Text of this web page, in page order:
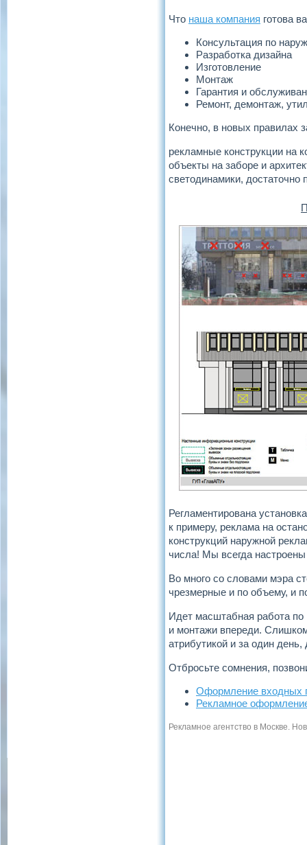
Что наша компания готова
Консультация по
Разработка дизайна
Изготовление
Монтаж
Гарантия и
Ремонт, демонтаж,
Конечно, в новых правилах
рекламные конструкции на
объекты на заборе и
светодинамики, достаточно
Регламентирована
к примеру, реклама на
конструкций наружной
числа! Мы всегда
Во много со словами мэра
чрезмерные и по объему, и
Идет масштабная работа
и монтажи впереди.
атрибутикой и за один
Отбросьте сомнения,
Оформление входных
Рекламное
Рекламное агентство в Москве.